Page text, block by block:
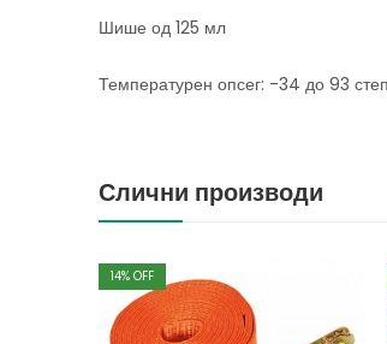
Шише од 125 мл
Температурен опсег: -34 до 93
Слични производи
14% OFF